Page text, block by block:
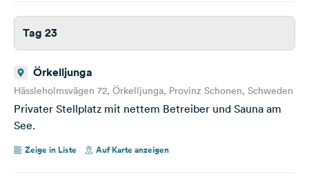
Tag 23
Örkelljunga
Hässleholmsvägen 72, Örkelljunga, Provinz Schonen, Schweden
Privater Stellplatz mit nettem Betreiber und Sauna am
See.
Zeige in Liste Auf Karte anzeigen